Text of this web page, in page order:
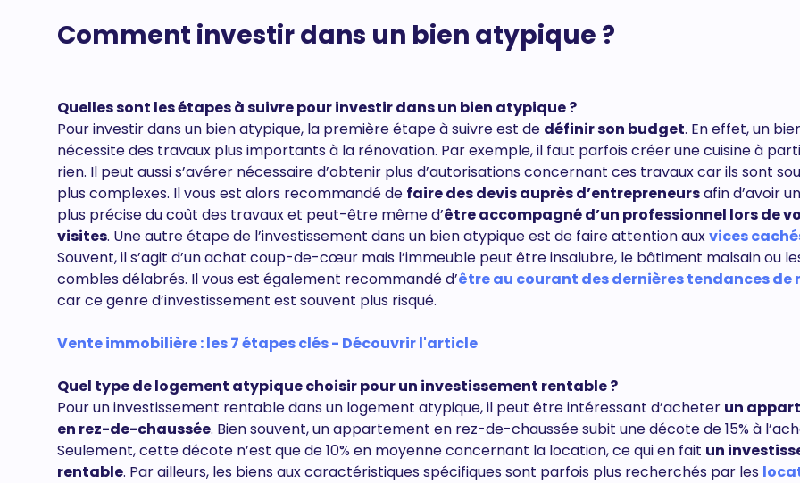
Comment investir dans un bien atypique ?
Quelles sont les étapes à suivre pour investir dans un bien atypique ?
Pour investir dans un bien atypique, la première étape à suivre est de définir son budget. En effet, un
nécessite des travaux plus importants à la rénovation. Par exemple, il faut parfois créer une cuisine à
rien. Il peut aussi s’avérer nécessaire d’obtenir plus d’autorisations concernant ces travaux car ils sont
plus complexes. Il vous est alors recommandé de faire des devis auprès d’entrepreneursafin d’avoir
plus précise du coût des travaux et peut-être même d’être accompagné d’un professionnel lors de
visites. Une autre étape de l’investissement dans un bien atypique est de faire attention auxvices
Souvent, il s’agit d’un achat coup-de-cœur mais l’immeuble peut être insalubre, le bâtiment malsain ou
combles délabrés. Il vous est également recommandé d’être au courant des dernières tendances de
car ce genre d’investissement est souvent plus risqué.
Vente immobilière : les 7 étapes clés - Découvrir l'article
Quel type de logement atypique choisir pour un investissement rentable ?
Pour un investissement rentable dans un logement atypique, il peut être intéressant d’acheter un
en rez-de-chaussée. Bien souvent, un appartement en rez-de-chaussée subit une décote de 15% à
Seulement, cette décote n’est que de 10% en moyenne concernant la location, ce qui en fait un
rentable. Par ailleurs, les biens aux caractéristiques spécifiques sont parfois plus recherchés par les